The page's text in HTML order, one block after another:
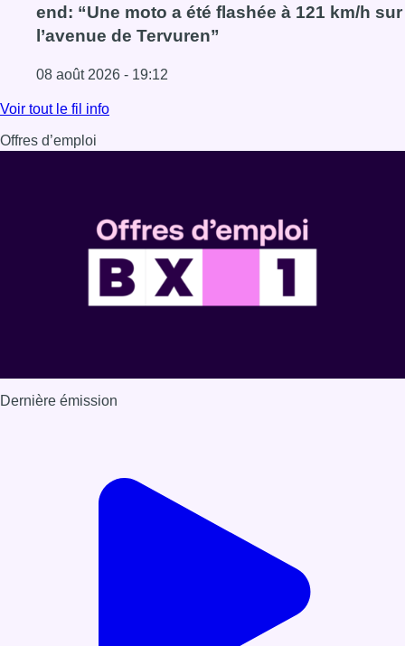
end: “Une moto a été flashée à 121 km/h sur
l’avenue de Tervuren”
08 août 2026 - 19:12
Lire l'article Marathon de contrôles de vitesse ce week-
Voir tout le fil info
Offres d’emploi
Dernière émission